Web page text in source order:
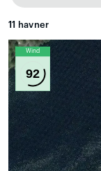
11 havner
Wind
92